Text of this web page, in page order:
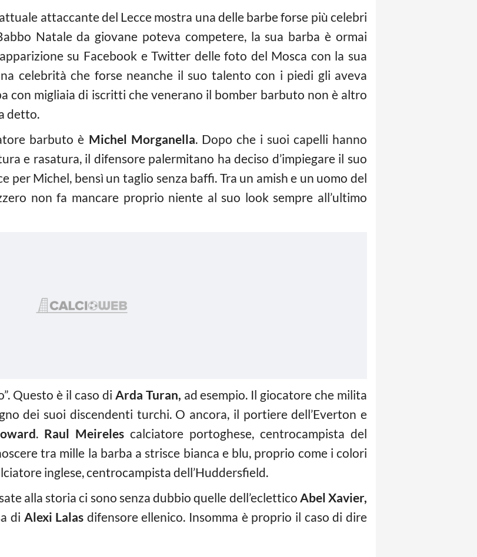
attaccante del Lecce mostra una delle barbe forse più celebri
Natale da giovane poteva competere, la sua barba è ormai
su Facebook e Twitter delle foto del Mosca con la sua
celebrità che forse neanche il suo talento con i piedi gli aveva
con migliaia di iscritti che venerano il bomber barbuto non è altro
detto.
barbuto è Michel Morganella. Dopo che i suoi capelli hanno
e rasatura, il difensore palermitano ha deciso d’impiegare il suo
per Michel, bensì un taglio senza baffi. Tra un amish e un uomo del
non fa mancare proprio niente al suo look sempre all’ultimo
Questo è il caso di Arda Turan, ad esempio. Il giocatore che milita
dei suoi discendenti turchi. O ancora, il portiere dell’Everton e
. Raul Meireles calciatore portoghese, centrocampista del
tra mille la barba a strisce bianca e blu, proprio come i colori
inglese, centrocampista dell’Huddersfield.
alla storia ci sono senza dubbio quelle dell’eclettico Abel Xavier,
di Alexi Lalas difensore ellenico. Insomma è proprio il caso di dire